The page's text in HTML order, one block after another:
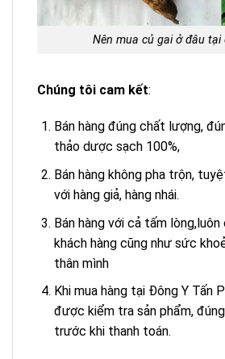
Nên mua củ gai ở đâu tại
Chúng tôi cam kết:
Bán hàng đúng chất lượng,
thảo dược sạch 100%,
Bán hàng không pha trộn,
với hàng giả, hàng nhái.
Bán hàng với cả tấm
khách hàng cũng như sức
thân mình
Khi mua hàng tại Đông Y Tấn
được kiểm tra sản phẩm,
trước khi thanh toán.